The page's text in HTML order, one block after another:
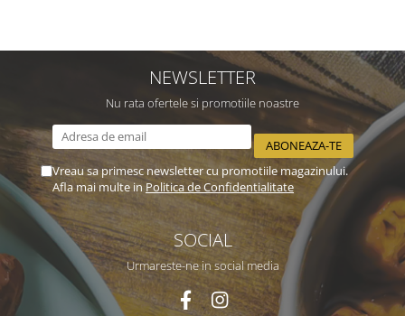
NEWSLETTER
Nu rata ofertele si promotiile noastre
Vreau sa primesc newsletter cu promotiile magazinului.
Afla mai multe inPolitica de Confidentialitate
SOCIAL
Urmareste-ne in social media